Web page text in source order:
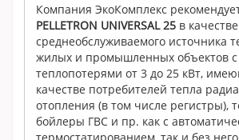
Компания ЭкоКомплекс
PELLETRON UNIVERSAL 25 в качестве
среднеобслуживаемого источника
жилых и промышленных объектов с
теплопотерями от 3 до 25 кВт,
качестве потребителей тепла
отопления (в том числе регистры),
бойлеры ГВС и пр. как с